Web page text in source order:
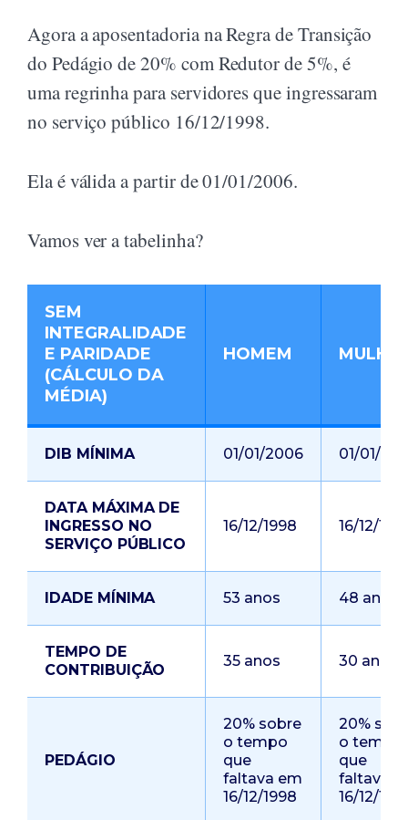
Agora a aposentadoria na Regra de Transição
do Pedágio de 20% com Redutor de 5%, é
uma regrinha para servidores que ingressaram
no serviço público 16/12/1998.
Ela é válida a partir de 01/01/2006.
Vamos ver a tabelinha?
SEM
INTEGRALIDADE
E PARIDADE
(CÁLCULO DA
MÉDIA)
HOMEM
DIB MÍNIMA 01/01/2006 01/01/
DATA MÁXIMA DE
INGRESSO NO
SERVIÇO PÚBLICO
16/12/1998 16/12/
IDADE MÍNIMA 53 anos 48 anos
TEMPO DE
CONTRIBUIÇÃO
35 anos 30 anos
PEDÁGIO
20% sobre
o tempo
que
faltava em
16/12/1998
20%
o tempo
que
faltava
16/12/